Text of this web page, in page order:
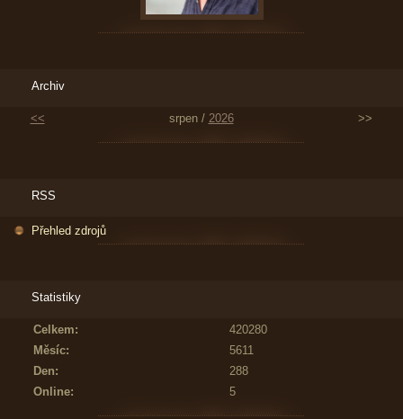
Archiv
<< srpen / 2026 >>
RSS
Přehled zdrojů
Statistiky
Online: 5
Celkem:
420280
Měsíc:
5611
Den:
288